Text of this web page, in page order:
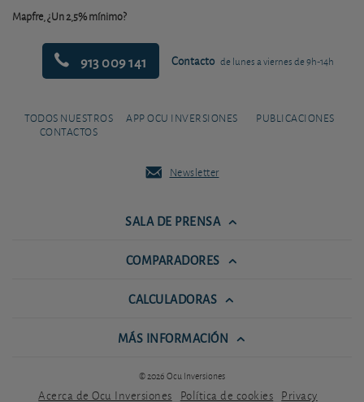
Mapfre, ¿Un 2,5% mínimo?
913 009 141 Contacto de lunes a viernes de 9h-14h
TODOS NUESTROS
CONTACTOS
APP OCU INVERSIONES PUBLICACIONES
Newsletter
SALA DE PRENSA
COMPARADORES
CALCULADORAS
MÁS INFORMACIÓN
© 2026 Ocu Inversiones
Acerca de Ocu Inversiones Política de cookies Privacy